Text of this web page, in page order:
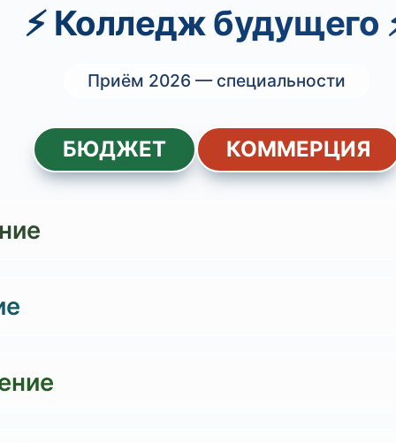
⚡ Колледж будущего
Приём 2026 — специальности
БЮДЖЕТ КОММЕРЦИЯ